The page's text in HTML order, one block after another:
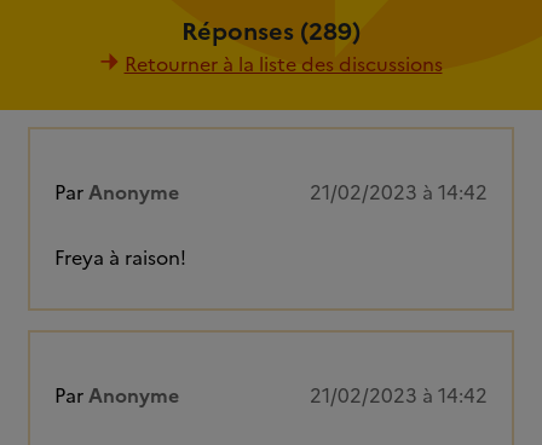
Réponses (289)
Retourner à la liste des discussions
ParAnonyme 21/02/2023 à 14:42
Freya à raison!
ParAnonyme 21/02/2023 à 14:42